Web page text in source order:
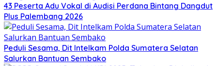
43 Peserta Adu Vokal di Audisi Perdana Bintang Dangdut
Plus Palembang 2026
Peduli Sesama, Dit Intelkam Polda Sumatera Selatan
Salurkan Bantuan Sembako